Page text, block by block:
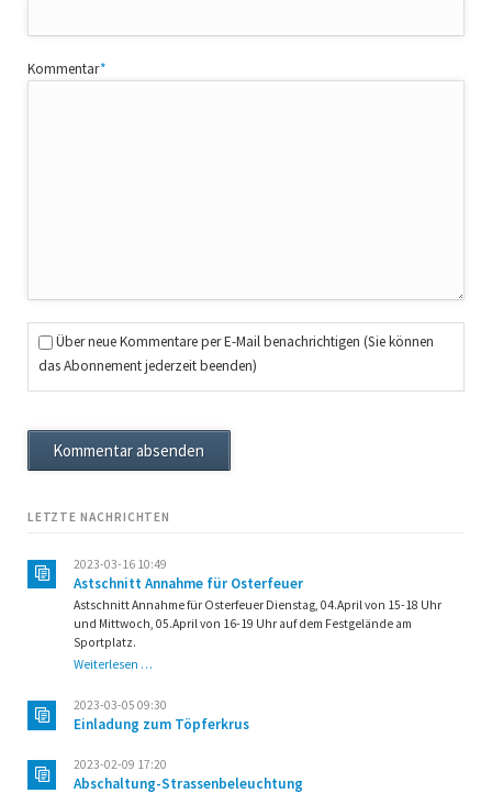
Pflichtfeld
Kommentar*
Über neue Kommentare per E-Mail benachrichtigen (Sie können
das Abonnement jederzeit beenden)
Kommentar absenden
LETZTE NACHRICHTEN
2023-03-16 10:49
Astschnitt Annahme für Osterfeuer
Astschnitt Annahme für Osterfeuer Dienstag, 04.April von 15-18 Uhr
und Mittwoch, 05.April von 16-19 Uhr auf dem Festgelände am
Sportplatz.
Weiterlesen …Astschnitt
für
Osterfeuer
2023-03-05 09:30
Einladung zum Töpferkrus
2023-02-09 17:20
Abschaltung-Strassenbeleuchtung